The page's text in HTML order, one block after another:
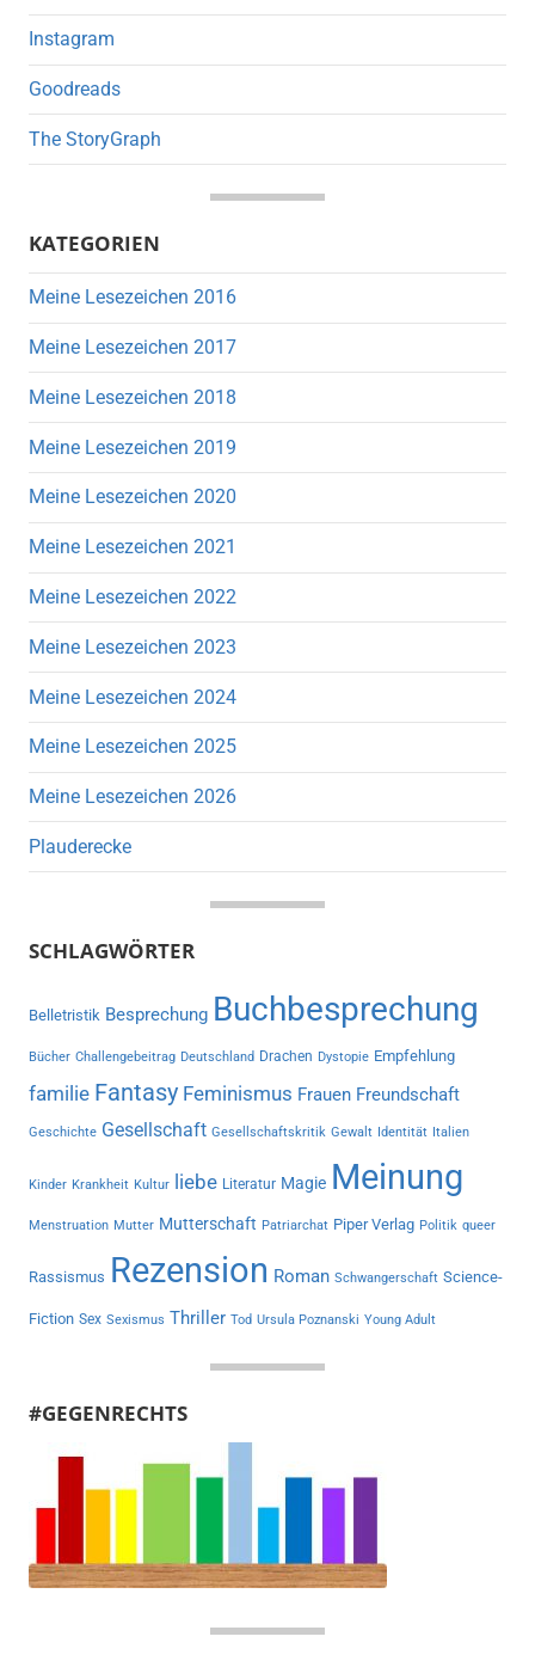
Instagram
Goodreads
The StoryGraph
KATEGORIEN
Meine Lesezeichen 2016
Meine Lesezeichen 2017
Meine Lesezeichen 2018
Meine Lesezeichen 2019
Meine Lesezeichen 2020
Meine Lesezeichen 2021
Meine Lesezeichen 2022
Meine Lesezeichen 2023
Meine Lesezeichen 2024
Meine Lesezeichen 2025
Meine Lesezeichen 2026
Plauderecke
SCHLAGWÖRTER
Belletristik Besprechung Buchbesprechung
Bücher Challengebeitrag Deutschland Drachen Dystopie Empfehlung
familie Fantasy Feminismus Frauen Freundschaft
Geschichte Gesellschaft Gesellschaftskritik Gewalt Identität Italien
Kinder Krankheit Kultur liebe Literatur Magie Meinung
Menstruation Mutter Mutterschaft Patriarchat Piper Verlag Politik queer
Rassismus Rezension Roman Schwangerschaft Science-
Fiction Sex Sexismus Thriller Tod Ursula Poznanski Young Adult
#GEGENRECHTS